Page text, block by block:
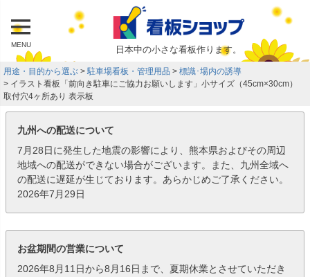
MENU 日本中の小さな看板作ります。
用途・目的から選ぶ 駐車場看板・管理用品
標識･場内の誘導
イラスト看板「前向き駐車にご協力お願いします」小サイズ（45cm×30cm）
取付穴4ヶ所あり 表示板
九州への配送について
7月28日に発生した地震の影響により、熊本県およびその周辺
地域への配送ができない場合がございます。また、九州全域へ
の配送に遅延が生じております。あらかじめご了承ください。
2026年7月29日
お盆期間の営業について
2026年8月11日から8月16日まで、夏期休業とさせていただき